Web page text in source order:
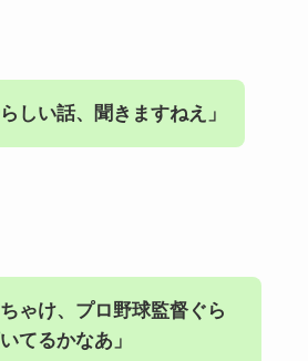
らしい話、聞きますねえ」
ちゃけ、プロ野球監督ぐら
てるかなあ」